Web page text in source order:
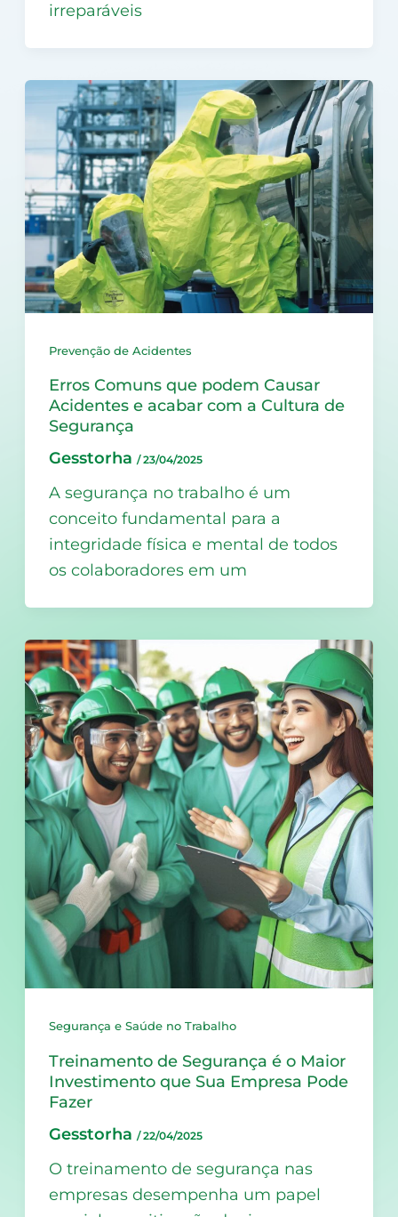
irreparáveis
Prevenção de Acidentes
Erros Comuns que podem Causar
Acidentes e acabar com a Cultura de
Segurança
Gesstorha /23/04/2025
A segurança no trabalho é um
conceito fundamental para a
integridade física e mental de todos
os colaboradores em um
Segurança e Saúde no Trabalho
Treinamento de Segurança é o Maior
Investimento que Sua Empresa Pode
Fazer
Gesstorha /22/04/2025
O treinamento de segurança nas
empresas desempenha um papel